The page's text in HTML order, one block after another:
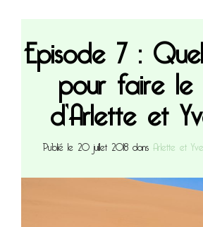
Episode 7 :
pour faire
d’Arlette et
Publié le 20 juillet 2018 dansArlette et